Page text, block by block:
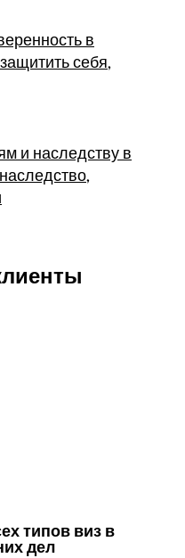
в
себя,
и наследству в
типов виз в
дел